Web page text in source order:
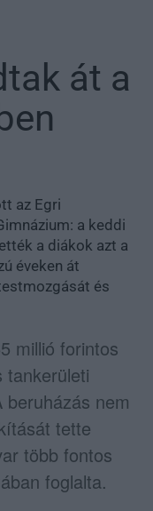
át a
az Egri
: a keddi
a diákok azt a
éveken át
és
millió forintos
tankerületi
nem
tette
több fontos
foglalta.